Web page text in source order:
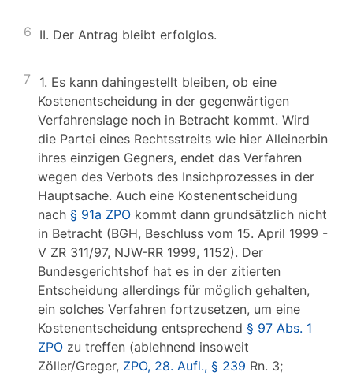
6 II. Der Antrag bleibt erfolglos.
7
1. Es kann dahingestellt bleiben, ob eine
Kostenentscheidung in der gegenwärtigen
Verfahrenslage noch in Betracht kommt. Wird
die Partei eines Rechtsstreits wie hier Alleinerbin
ihres einzigen Gegners, endet das Verfahren
wegen des Verbots des Insichprozesses in der
Hauptsache. Auch eine Kostenentscheidung
nach § 91a ZPO kommt dann grundsätzlich nicht
in Betracht (BGH, Beschluss vom 15. April 1999 -
V ZR 311/97, NJW-RR 1999, 1152). Der
Bundesgerichtshof hat es in der zitierten
Entscheidung allerdings für möglich gehalten,
ein solches Verfahren fortzusetzen, um eine
Kostenentscheidung entsprechend § 97 Abs. 1
ZPO zu treffen (ablehnend insoweit
Zöller/Greger, ZPO, 28. Aufl., § 239 Rn. 3;